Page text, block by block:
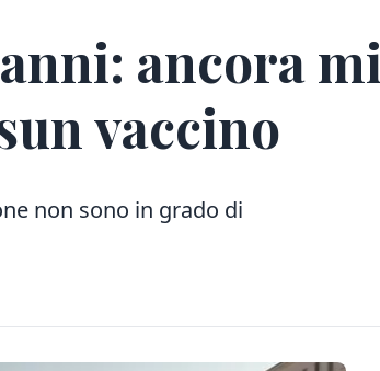
ancora
vaccino
non sono in grado di